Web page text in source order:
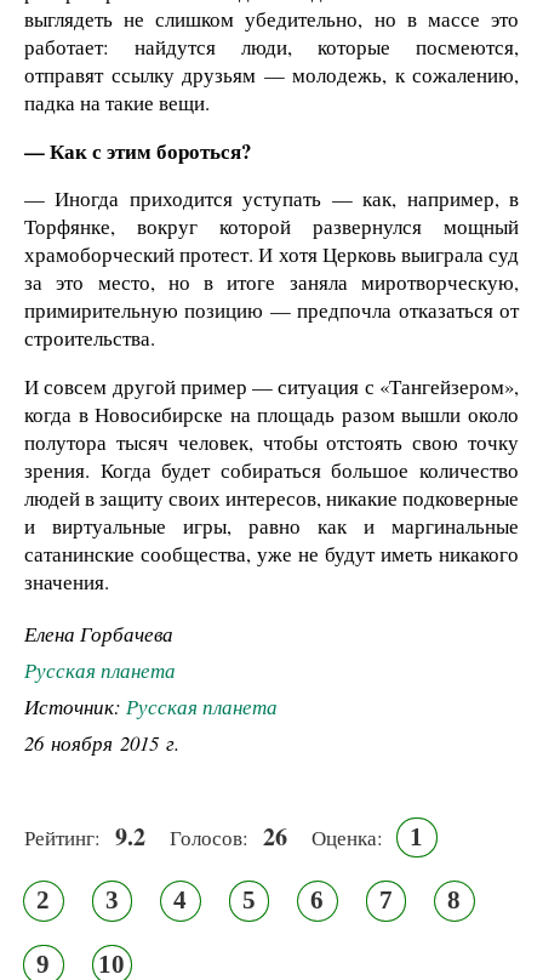
выглядеть не слишком убедительно, но в массе это
работает: найдутся люди, которые посмеются,
отправят ссылку друзьям — молодежь, к сожалению,
падка на такие вещи.
— Как с этим бороться?
— Иногда приходится уступать — как, например, в
Торфянке, вокруг которой развернулся мощный
храмоборческий протест. И хотя Церковь выиграла суд
за это место, но в итоге заняла миротворческую,
примирительную позицию — предпочла отказаться от
строительства.
И совсем другой пример — ситуация с «Тангейзером»,
когда в Новосибирске на площадь разом вышли около
полутора тысяч человек, чтобы отстоять свою точку
зрения. Когда будет собираться большое количество
людей в защиту своих интересов, никакие подковерные
и виртуальные игры, равно как и маргинальные
сатанинские сообщества, уже не будут иметь никакого
значения.
Елена Горбачева
Русская планета
Источник: Русская планета
26 ноября 2015 г.
Рейтинг: 9.2 Голосов: 26 Оценка: 1
2 3 4 5 6 7 8
9 10